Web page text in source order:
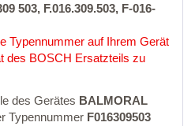
503, F.016.309.503, F-016-
Typennummer auf Ihrem Gerät
des BOSCH Ersatzteils zu
des Gerätes BALMORAL
Typennummer F016309503